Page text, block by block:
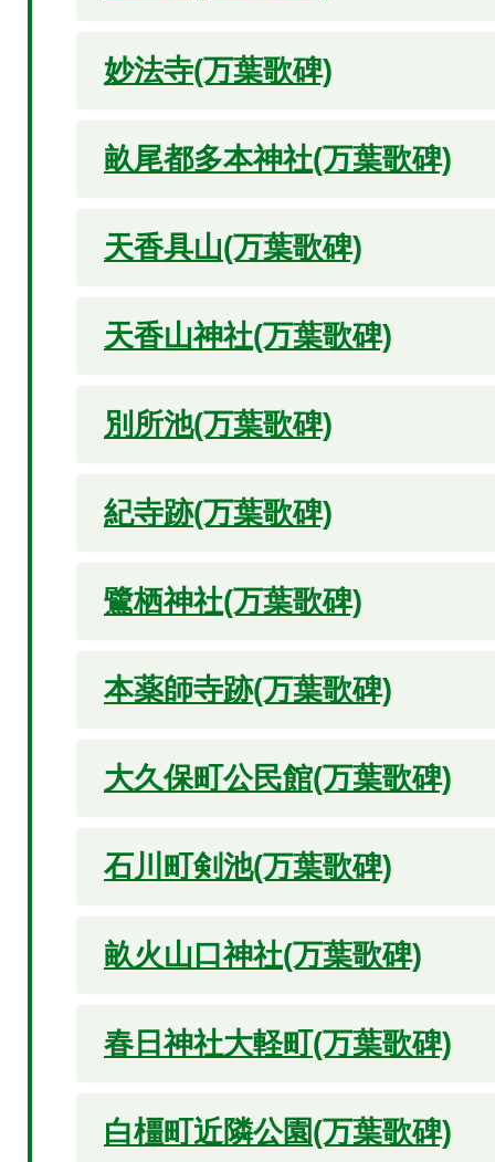
妙法寺(万葉歌碑)
畝尾都多本神社(万葉歌碑)
天香具山(万葉歌碑)
天香山神社(万葉歌碑)
別所池(万葉歌碑)
紀寺跡(万葉歌碑)
鷺栖神社(万葉歌碑)
本薬師寺跡(万葉歌碑)
大久保町公民館(万葉歌碑)
石川町剣池(万葉歌碑)
畝火山口神社(万葉歌碑)
春日神社大軽町(万葉歌碑)
白橿町近隣公園(万葉歌碑)